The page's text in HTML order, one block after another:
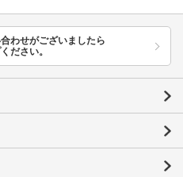
わせがございましたら
ださい。